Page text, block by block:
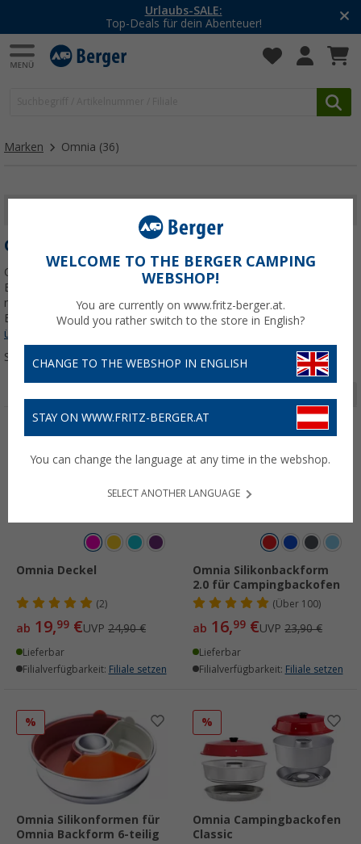
-20% auf Kleidung und Schuhe
Mit dem Aktionscode20SSV
Marken Omnia (36)
OMNIA
Omnia ist die schwedische Firma, die den legendären Omnia
Backofen herstellt. Der Omnia Ofen hat in Campingkreisen
mittlerweile eine riesige Fangemeinde. Genieße auch du frisches
Brot und andere Backofengerichte direkt vom Herd.Jetzt mehr
über unsere Kategorie
Sortieren:
%
Omnia Deckel
(2)
ab 19,99 €UVP 24,90 €
Lieferbar
Filialverfügbarkeit: Filiale setzen
%
Omnia Silikonbackform
2.0 für Campingbackofen
(Über100)
ab 16,99 €UVP 23,90 €
Lieferbar
Filialverfügbarkeit: Filiale setzen
%
Omnia Silikonformen für
Omnia Backform 6-teilig
%
Omnia Campingbackofen
Classic
WELCOME TO THE BERGER CAMPING
WEBSHOP!
You are currently on www.fritz-berger.at.
Would you rather switch to the store in English?
CHANGE TO THE WEBSHOP IN ENGLISH
STAY ON WWW.FRITZ-BERGER.AT
You can change the language at any time in the webshop.
SELECT ANOTHER LANGUAGE